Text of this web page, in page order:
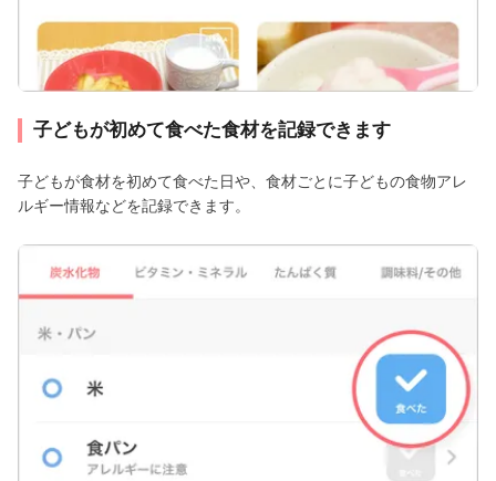
子どもが初めて食べた食材を記録できます
子どもが食材を初めて食べた日や、食材ごとに子どもの食物アレ
ルギー情報などを記録できます。